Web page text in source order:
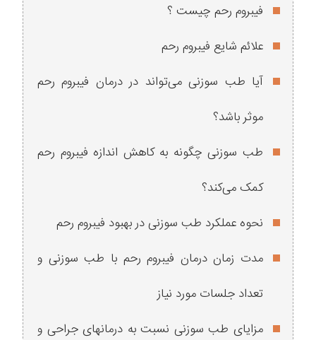
فیبروم رحم چیست ؟
علائم شایع فیبروم رحم
آیا طب سوزنی می‌تواند در درمان فیبروم رحم
موثر باشد؟
طب سوزنی چگونه به کاهش اندازه فیبروم‌ رحم
کمک می‌کند؟
نحوه عملکرد طب سوزنی در بهبود فیبروم رحم
مدت زمان درمان فیبروم رحم با طب سوزنی و
تعداد جلسات مورد نیاز
مزایای طب سوزنی نسبت به درمانهای جراحی و